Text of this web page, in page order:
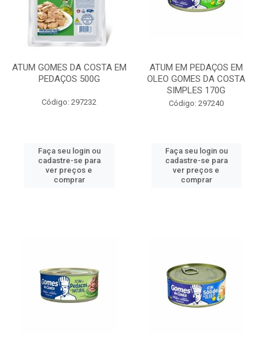
ATUM GOMES DA COSTA EM
PEDAÇOS 500G
Código: 297232
Faça seu login ou
cadastre-se para
ver preços e
comprar
ATUM EM PEDAÇOS EM
OLEO GOMES DA COSTA
SIMPLES 170G
Código: 297240
Faça seu login ou
cadastre-se para
ver preços e
comprar